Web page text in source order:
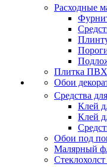
Расходные
Плитка ПВХ
Обои
Средства
Клей
Клей
Обои под
Малярный